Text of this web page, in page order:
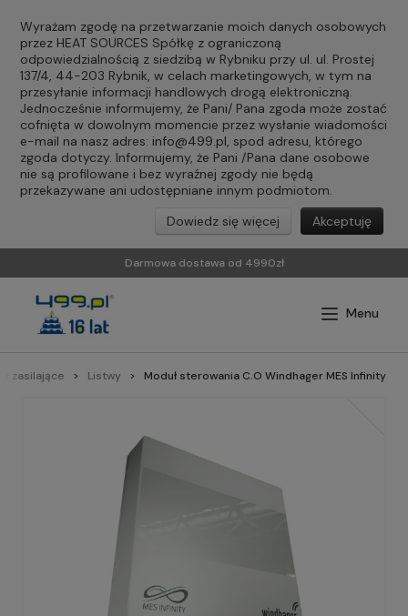
Wyrażam zgodę na przetwarzanie moich danych osobowych
przez HEAT SOURCES Spółkę z ograniczoną
odpowiedzialnością z siedzibą w Rybniku przy ul. ul. Prostej
137/4, 44-203 Rybnik, w celach marketingowych, w tym na
przesyłanie informacji handlowych drogą elektroniczną.
Jednocześnie informujemy, że Pani/ Pana zgoda może zostać
cofnięta w dowolnym momencie przez wysłanie wiadomości
e-mail na nasz adres: info@499.pl, spod adresu, którego
zgoda dotyczy. Informujemy, że Pani /Pana dane osobowe
nie są profilowane i bez wyraźnej zgody nie będą
przekazywane ani udostępniane innym podmiotom.
Akceptuję
Dowiedz się więcej
Darmowa dostawa od 4990zł
zasilające Listwy Moduł sterowania C.O Windhager MES Infinity